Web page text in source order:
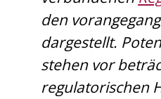
den
dargestellt.
stehen vor
regulatorischen